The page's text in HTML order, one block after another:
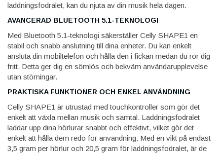
laddningsfodralet, kan du njuta av din musik hela dagen.
AVANCERAD BLUETOOTH 5.1-TEKNOLOGI
Med Bluetooth 5.1-teknologi säkerställer Celly SHAPE1 en
stabil och snabb anslutning till dina enheter. Du kan enkelt
ansluta din mobiltelefon och hålla den i fickan medan du rör dig
fritt. Detta ger dig en sömlös och bekväm användarupplevelse
utan störningar.
PRAKTISKA FUNKTIONER OCH ENKEL ANVÄNDNING
Celly SHAPE1 är utrustad med touchkontroller som gör det
enkelt att växla mellan musik och samtal. Laddningsfodralet
laddar upp dina hörlurar snabbt och effektivt, vilket gör det
enkelt att hålla dem redo för användning. Med en vikt på endast
3,5 gram per hörlur och 20,5 gram för laddningsfodralet, är de